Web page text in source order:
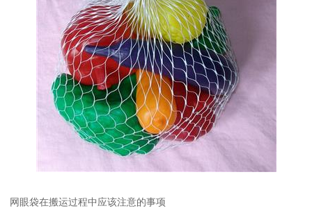
网眼袋在搬运过程中应该注意的事项